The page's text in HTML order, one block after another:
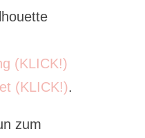
(KLICK!)
(KLICK!).
zum